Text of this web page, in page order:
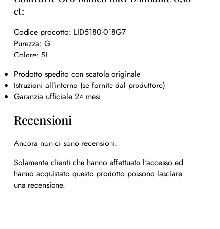
ct:
Codice prodotto: LID5180-018G7
Purezza: G
Colore: SI
Prodotto spedito con scatola originale
Istruzioni all’interno (se fornite dal produttore)
Garanzia ufficiale 24 mesi
Recensioni
Ancora non ci sono recensioni.
Solamente clienti che hanno effettuato l'accesso ed
hanno acquistato questo prodotto possono lasciare
una recensione.